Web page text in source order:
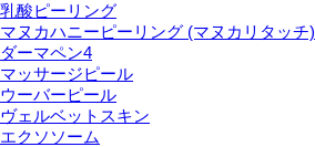
乳酸ピーリング
マヌカハニーピーリング (マヌカリタッチ)
ダーマペン4
マッサージピール
ウーバーピール
ヴェルベットスキン
エクソソーム